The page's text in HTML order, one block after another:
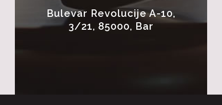
Bulevar Revolucije A-10,
3/21, 85000, Bar